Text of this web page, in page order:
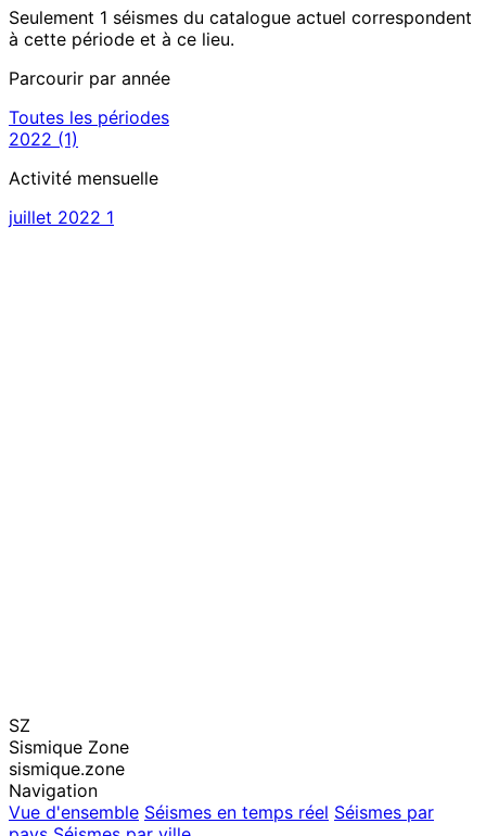
Seulement 1 séismes du catalogue actuel correspondent
à cette période et à ce lieu.
Parcourir par année
Toutes les périodes
2022 (1)
Activité mensuelle
juillet 2022 1
SZ
Sismique Zone
sismique.zone
Navigation
Vue d'ensemble Séismes en temps réel Séismes par